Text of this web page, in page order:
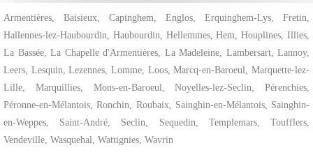
Armentières, Baisieux, Capinghem, Englos, Erquinghem-Lys, Fretin,
Hallennes-lez-Haubourdin, Haubourdin, Hellemmes, Hem, Houplines, Illies,
La Bassée, La Chapelle d'Armentières, La Madeleine, Lambersart, Lannoy,
Leers, Lesquin, Lezennes, Lomme, Loos, Marcq-en-Baroeul, Marquette-lez-
Lille, Marquillies, Mons-en-Baroeul, Noyelles-lez-Seclin, Pérenchies,
Péronne-en-Mélantois, Ronchin, Roubaix, Sainghin-en-Mélantois, Sainghin-
en-Weppes, Saint-André, Seclin, Sequedin, Templemars, Toufflers,
Vendeville, Wasquehal, Wattignies, Wavrin